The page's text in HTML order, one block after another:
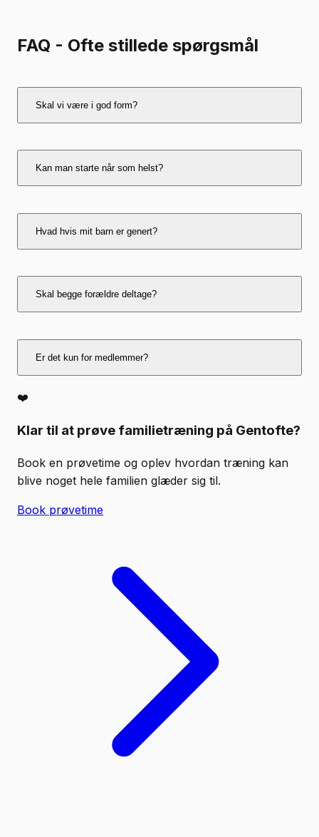
FAQ - Ofte stillede spørgsmål
Skal vi være i god form?
Nej – alle kan være med.
Kan man starte når som helst?
Ja
Hvad hvis mit barn er genert?
Trænerne hjælper alle godt i gang.
Skal begge forældre deltage?
Nej, det er helt op til jer.
Er det kun for medlemmer?
❤️
Klar til at prøve familietræning på Gentofte?
Book en prøvetime og oplev hvordan træning kan
blive noget hele familien glæder sig til.
Book prøvetime